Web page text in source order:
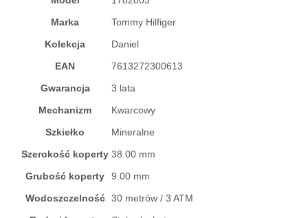
Marka
Tommy Hilfiger
Kolekcja
Daniel
EAN
7613272300613
Gwarancja
3 lata
Mechanizm
Kwarcowy
Szkiełko
Mineralne
Szerokość koperty 38.00 mm
Grubość koperty
9.00 mm
Wodoszczelność 30 metrów / 3 ATM